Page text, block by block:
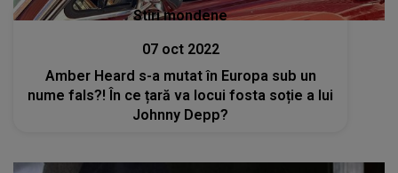
Stiri mondene
07 oct 2022
Amber Heard s-a mutat în Europa sub un
nume fals?! În ce țară va locui fosta soție a lui
Johnny Depp?